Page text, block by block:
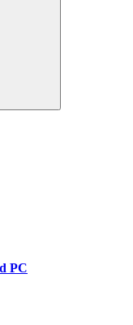
PC